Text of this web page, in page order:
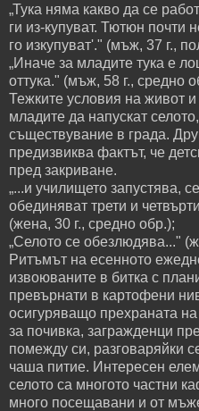
„Тука няма какво да се
ги из-купуват. Тютюн почти
го изкупуват'." (мъж, 37 г.,
„Иначе за младите тука е
оттука." (мъж, 58 г., средно
Тежките условия на живот
младите да напускат
съществувание в града.
предизвиква фактът, че
пред закриване.
„...и училището запустява,
обединяват трети и
(жена, 30 г., средно обр.);
„Селото се обезлюдява..."
Ритъмът на есенното
извоюваните в битка с
превърнати в картофени
осигуряващо прехраната
за почивка, загражденци
помежду си, разговаряйки
чаша питие. Интересен
селото са многото частни
много посещавани и от